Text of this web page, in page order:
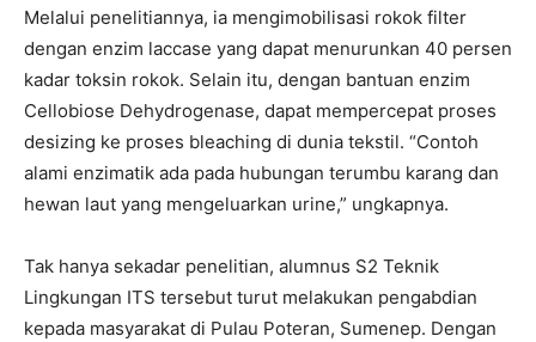
Melalui penelitiannya, ia mengimobilisasi rokok filter
dengan enzim laccase yang dapat menurunkan 40 persen
kadar toksin rokok. Selain itu, dengan bantuan enzim
Cellobiose Dehydrogenase, dapat mempercepat proses
desizing ke proses bleaching di dunia tekstil. “Contoh
alami enzimatik ada pada hubungan terumbu karang dan
hewan laut yang mengeluarkan urine,” ungkapnya.
Tak hanya sekadar penelitian, alumnus S2 Teknik
Lingkungan ITS tersebut turut melakukan pengabdian
kepada masyarakat di Pulau Poteran, Sumenep. Dengan